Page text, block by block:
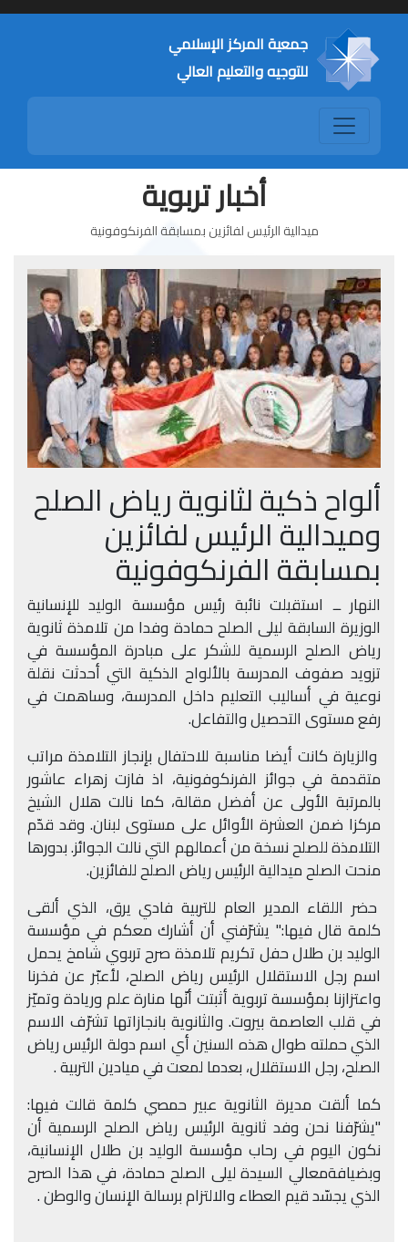
جمعية المركز الإسلامي
للتوجيه والتعليم العالي
أخبار تربوية
ميدالية الرئيس لفائزين بمسابقة الفرنكوفونية
ألواح ذكية لثانوية رياض الصلح
وميدالية الرئيس لفائزين
بمسابقة الفرنكوفونية
النهار ــ استقبلت نائبة رئيس مؤسسة الوليد للإنسانية
الوزيرة السابقة ليلى الصلح حمادة وفدا من تلامذة ثانوية
رياض الصلح الرسمية للشكر على مبادرة المؤسسة في
تزويد صفوف المدرسة بالألواح الذكية التي أحدثت نقلة
نوعية في أساليب التعليم داخل المدرسة، وساهمت في
رفع مستوى التحصيل والتفاعل.
والزيارة كانت أيضا مناسبة للاحتفال بإنجاز التلامذة مراتب
متقدمة في جوائز الفرنكوفونية، اذ فازت زهراء عاشور
بالمرتبة الأولى عن أفضل مقالة، كما نالت هلال الشيخ
مركزا ضمن العشرة الأوائل على مستوى لبنان. وقد قدّم
التلامذة للصلح نسخة من أعمالهم التي نالت الجوائز. بدورها
منحت الصلح ميدالية الرئيس رياض الصلح للفائزين.
حضر اللقاء المدير العام للتربية فادي يرق، الذي ألقى
كلمة قال فيها:" يشرّفني أن أشارك معكم في مؤسسة
الوليد بن طلال حفل تكريم تلامذة صرح تربوي شامخ يحمل
اسم رجل الاستقلال الرئيس رياض الصلح، لأعبّر عن فخرنا
واعتزازنا بمؤسسة تربوية أثبتت أنّها منارة علم وريادة وتميّز
في قلب العاصمة بيروت. والثانوية بانجازاتها تشرّف الاسم
الذي حملته طوال هذه السنين أي اسم دولة الرئيس رياض
الصلح، رجل الاستقلال، بعدما لمعت في ميادين التربية.
كما ألقت مديرة الثانوية عبير حمصي كلمة قالت فيها:
"يشرّفنا نحن وفد ثانوية الرئيس رياض الصلح الرسمية أن
نكون اليوم في رحاب مؤسسة الوليد بن طلال الإنسانية،
وبضيافةمعالي السيدة ليلى الصلح حمادة، في هذا الصرح
الذي يجسّد قيم العطاء والالتزام برسالة الإنسان والوطن.